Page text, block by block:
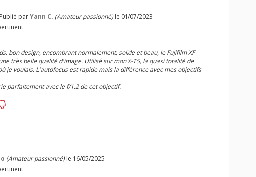
parYann C. (Amateur passionné)le 01/07/2023
bon design, encombrant normalement, solide et beau, le Fujifilm XF
très belle qualité d'image. Utilisé sur mon X-T5, la quasi totalité de
je voulais. L'autofocus est rapide mais la différence avec mes objectifs
parfaitement avec le f/1.2 de cet objectif.
(Amateur passionné)le 16/05/2025